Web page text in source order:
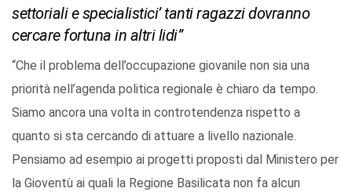
settoriali e specialistici’ tanti ragazzi dovranno
cercare fortuna in altri lidi”
“Che il problema dell’occupazione giovanile non sia una
priorità nell’agenda politica regionale è chiaro da tempo.
Siamo ancora una volta in controtendenza rispetto a
quanto si sta cercando di attuare a livello nazionale.
Pensiamo ad esempio ai progetti proposti dal Ministero per
la Gioventù ai quali la Regione Basilicata non fa alcun